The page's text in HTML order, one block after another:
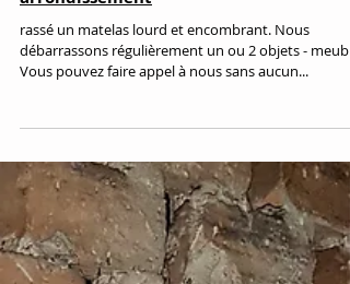
Débarras d'un matelas dans le 3ème
arrondissement
rassé un matelas lourd et encombrant. Nous
Vous pouvez faire appel à nous sans aucun...